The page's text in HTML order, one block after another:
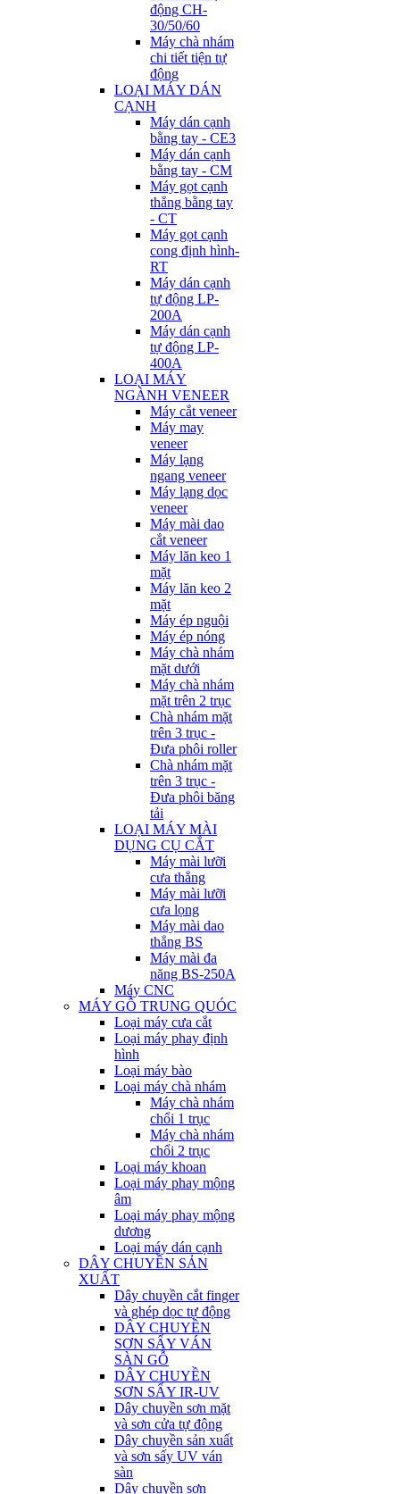
động CH-
30/50/60
Máy chà nhám
chi tiết tiện tự
động
LOẠI MÁY DÁN
CẠNH
Máy dán cạnh
bằng tay - CE3
Máy dán cạnh
bằng tay - CM
Máy gọt cạnh
thẳng bằng tay
- CT
Máy gọt cạnh
cong định hình-
RT
Máy dán cạnh
tự động LP-
200A
Máy dán cạnh
tự động LP-
400A
LOẠI MÁY
NGÀNH VENEER
Máy cắt veneer
Máy may
veneer
Máy lạng
ngang veneer
Máy lạng dọc
veneer
Máy mài dao
cắt veneer
Máy lăn keo 1
mặt
Máy lăn keo 2
mặt
Máy ép nguội
Máy ép nóng
Máy chà nhám
mặt dưới
Máy chà nhám
mặt trên 2 trục
Chà nhám mặt
trên 3 trục -
Đưa phôi roller
Chà nhám mặt
trên 3 trục -
Đưa phôi băng
tải
LOẠI MÁY MÀI
DỤNG CỤ CẮT
Máy mài lưỡi
cưa thẳng
Máy mài lưỡi
cưa lọng
Máy mài dao
thẳng BS
Máy mài đa
năng BS-250A
Máy CNC
MÁY GỖ TRUNG QUÓC
Loại máy cưa cắt
Loại máy phay định
hình
Loại máy bào
Loại máy chà nhám
Máy chà nhám
chổi 1 trục
Máy chà nhám
chổi 2 trục
Loại máy khoan
Loại máy phay mộng
âm
Loại máy phay mộng
dương
Loại máy dán cạnh
DÂY CHUYỀN SẢN
XUẤT
Dây chuyền cắt finger
và ghép dọc tự động
DÂY CHUYỀN
SƠN SẤY VÁN
SÀN GỖ
DÂY CHUYỀN
SƠN SẤY IR-UV
Dây chuyền sơn mặt
và sơn cửa tự động
Dây chuyền sản xuất
và sơn sấy UV ván
sàn
Dây chuyền sơn